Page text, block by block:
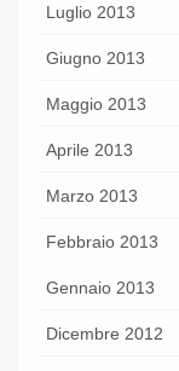
Luglio 2013
Giugno 2013
Maggio 2013
Aprile 2013
Marzo 2013
Febbraio 2013
Gennaio 2013
Dicembre 2012